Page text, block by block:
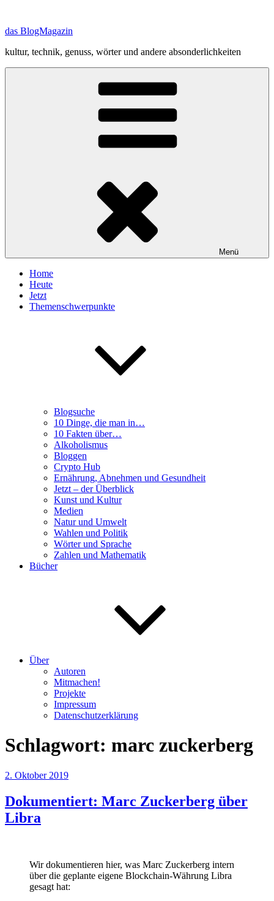
springen
das BlogMagazin
kultur, technik, genuss, wörter und andere absonderlichkeiten
Menü
Home
Heute
Jetzt
Themenschwerpunkte
Blogsuche
10 Dinge, die man in…
10 Fakten über…
Alkoholismus
Bloggen
Crypto Hub
Ernährung, Abnehmen und Gesundheit
Jetzt – der Überblick
Kunst und Kultur
Medien
Natur und Umwelt
Wahlen und Politik
Wörter und Sprache
Zahlen und Mathematik
Bücher
Über
Autoren
Mitmachen!
Projekte
Impressum
Datenschutzerklärung
Schlagwort: marc zuckerberg
Veröffentlicht
2. Oktober 2019
Dokumentiert: Marc Zuckerberg über
Libra
Wir dokumentieren hier, was Marc Zuckerberg intern
über die geplante eigene Blockchain-Währung Libra
gesagt hat: